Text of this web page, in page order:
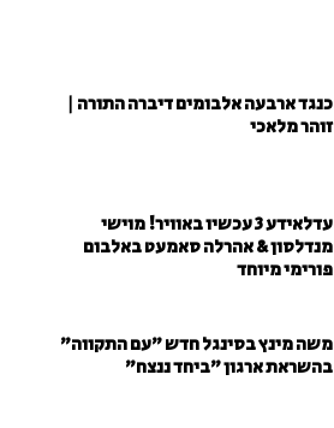
כנגד ארבעה אלבומים דיברה התורה |
זוהר מלאכי
עדלאידע 3 עכשיו באוויר! מוישי
מנדלסון & אהרלה סאמעט באלבום
פורימי מיוחד
משה מינץ בסינגל חדש ״עם התקווה״
בהשראת ארגון "ביחד ננצח"